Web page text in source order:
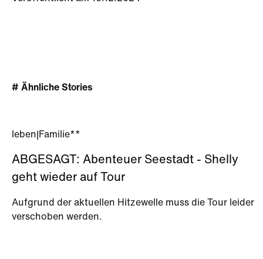
# Ähnliche Stories
leben Familie**
ABGESAGT: Abenteuer Seestadt - Shelly
geht wieder auf Tour
Aufgrund der aktuellen Hitzewelle muss die Tour leider
verschoben werden.